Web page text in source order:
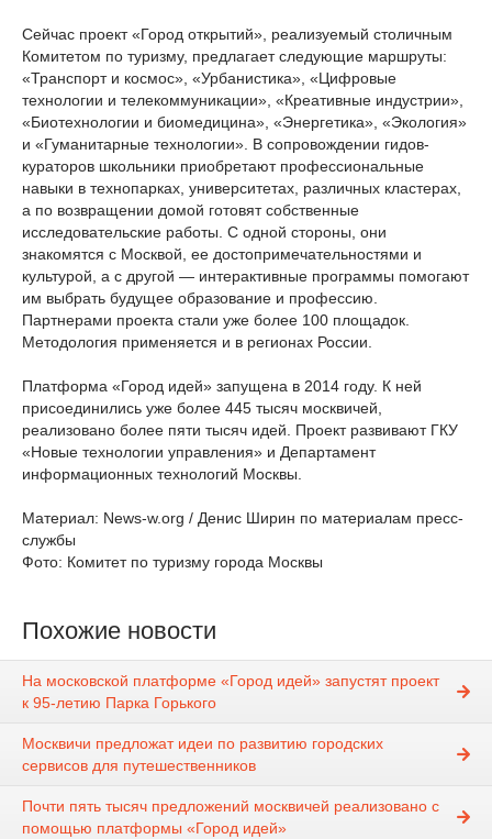
Сейчас проект «Город открытий», реализуемый столичным
Комитетом по туризму, предлагает следующие маршруты:
«Транспорт и космос», «Урбанистика», «Цифровые
технологии и телекоммуникации», «Креативные индустрии»,
«Биотехнологии и биомедицина», «Энергетика», «Экология»
и «Гуманитарные технологии». В сопровождении гидов-
кураторов школьники приобретают профессиональные
навыки в технопарках, университетах, различных кластерах,
а по возвращении домой готовят собственные
исследовательские работы. С одной стороны, они
знакомятся с Москвой, ее достопримечательностями и
культурой, а с другой — интерактивные программы помогают
им выбрать будущее образование и профессию.
Партнерами проекта стали уже более 100 площадок.
Методология применяется и в регионах России.
Платформа «Город идей» запущена в 2014 году. К ней
присоединились уже более 445 тысяч москвичей,
реализовано более пяти тысяч идей. Проект развивают ГКУ
«Новые технологии управления» и Департамент
информационных технологий Москвы.
Материал: News-w.org / Денис Ширин по материалам пресс-
службы
Фото: Комитет по туризму города Москвы
Похожие новости
На московской платформе «Город идей» запустят проект
к 95-летию Парка Горького
Москвичи предложат идеи по развитию городских
сервисов для путешественников
Почти пять тысяч предложений москвичей реализовано с
помощью платформы «Город идей»